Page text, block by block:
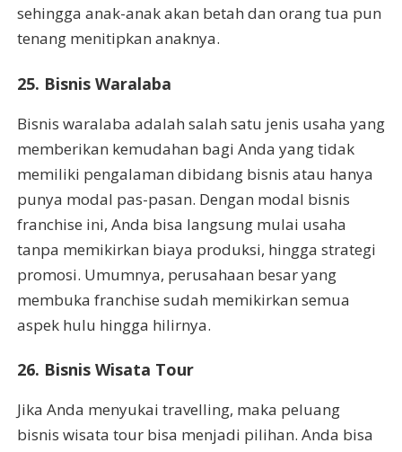
sehingga anak-anak akan betah dan orang tua pun
tenang menitipkan anaknya.
25. Bisnis Waralaba
Bisnis waralaba adalah salah satu jenis usaha yang
memberikan kemudahan bagi Anda yang tidak
memiliki pengalaman dibidang bisnis atau hanya
punya modal pas-pasan. Dengan modal bisnis
franchise ini, Anda bisa langsung mulai usaha
tanpa memikirkan biaya produksi, hingga strategi
promosi. Umumnya, perusahaan besar yang
membuka franchise sudah memikirkan semua
aspek hulu hingga hilirnya.
26. Bisnis Wisata Tour
Jika Anda menyukai travelling, maka peluang
bisnis wisata tour bisa menjadi pilihan. Anda bisa